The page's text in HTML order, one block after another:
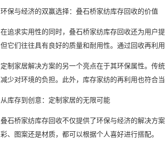
环保与经济的双赢选择：叠石桥家纺库存回收的价值
在追求实用性的同时，叠石桥家纺库存回收还为用户
但它们往往具有良好的质量和耐用性。通过回收再利
定制家居解决方案的另一个亮点在于其环保属性。传
减少对环境的负担。此外，库存家纺的再利用也符合
从库存到创意：定制家居的无限可能
叠石桥家纺库存回收不仅提供了环保与经济的解决方
彩、图案还是材质，都可以根据个人喜好进行搭配。